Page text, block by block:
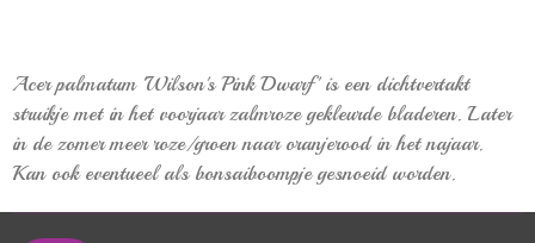
Acer palmatum 'Wilson's Pink Dwarf' is een dichtvertakt
struikje met in het voorjaar zalmroze gekleurde bladeren. Later
in de zomer meer roze/groen naar oranjerood in het najaar.
Kan ook eventueel als bonsaiboompje gesnoeid worden.